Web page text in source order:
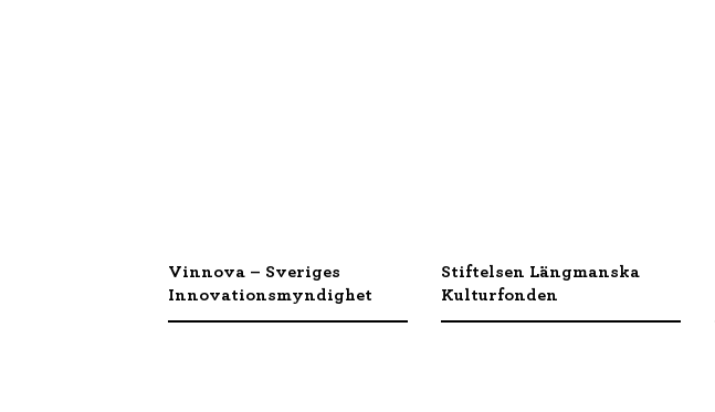
Vinnova – Sveriges
Innovationsmyndighet
Stiftelsen Längmanska
Kulturfonden